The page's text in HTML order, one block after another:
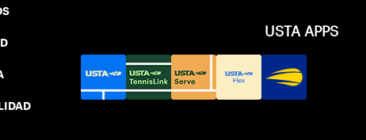
USTA APPS